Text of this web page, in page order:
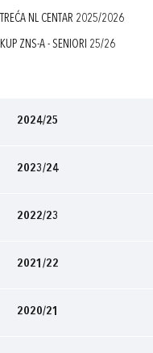
TREĆA NL CENTAR 2025/2026
KUP ZNS-A - SENIORI 25/26
2024/25
2023/24
2022/23
2021/22
2020/21